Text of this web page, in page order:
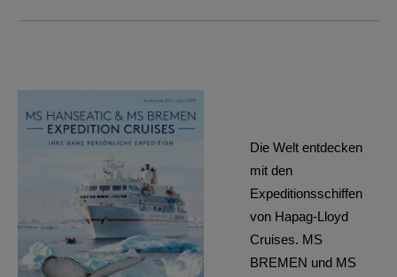
Die Welt entdecken
mit den
Expeditionsschiffen
von Hapag-Lloyd
Cruises. MS
BREMEN und MS